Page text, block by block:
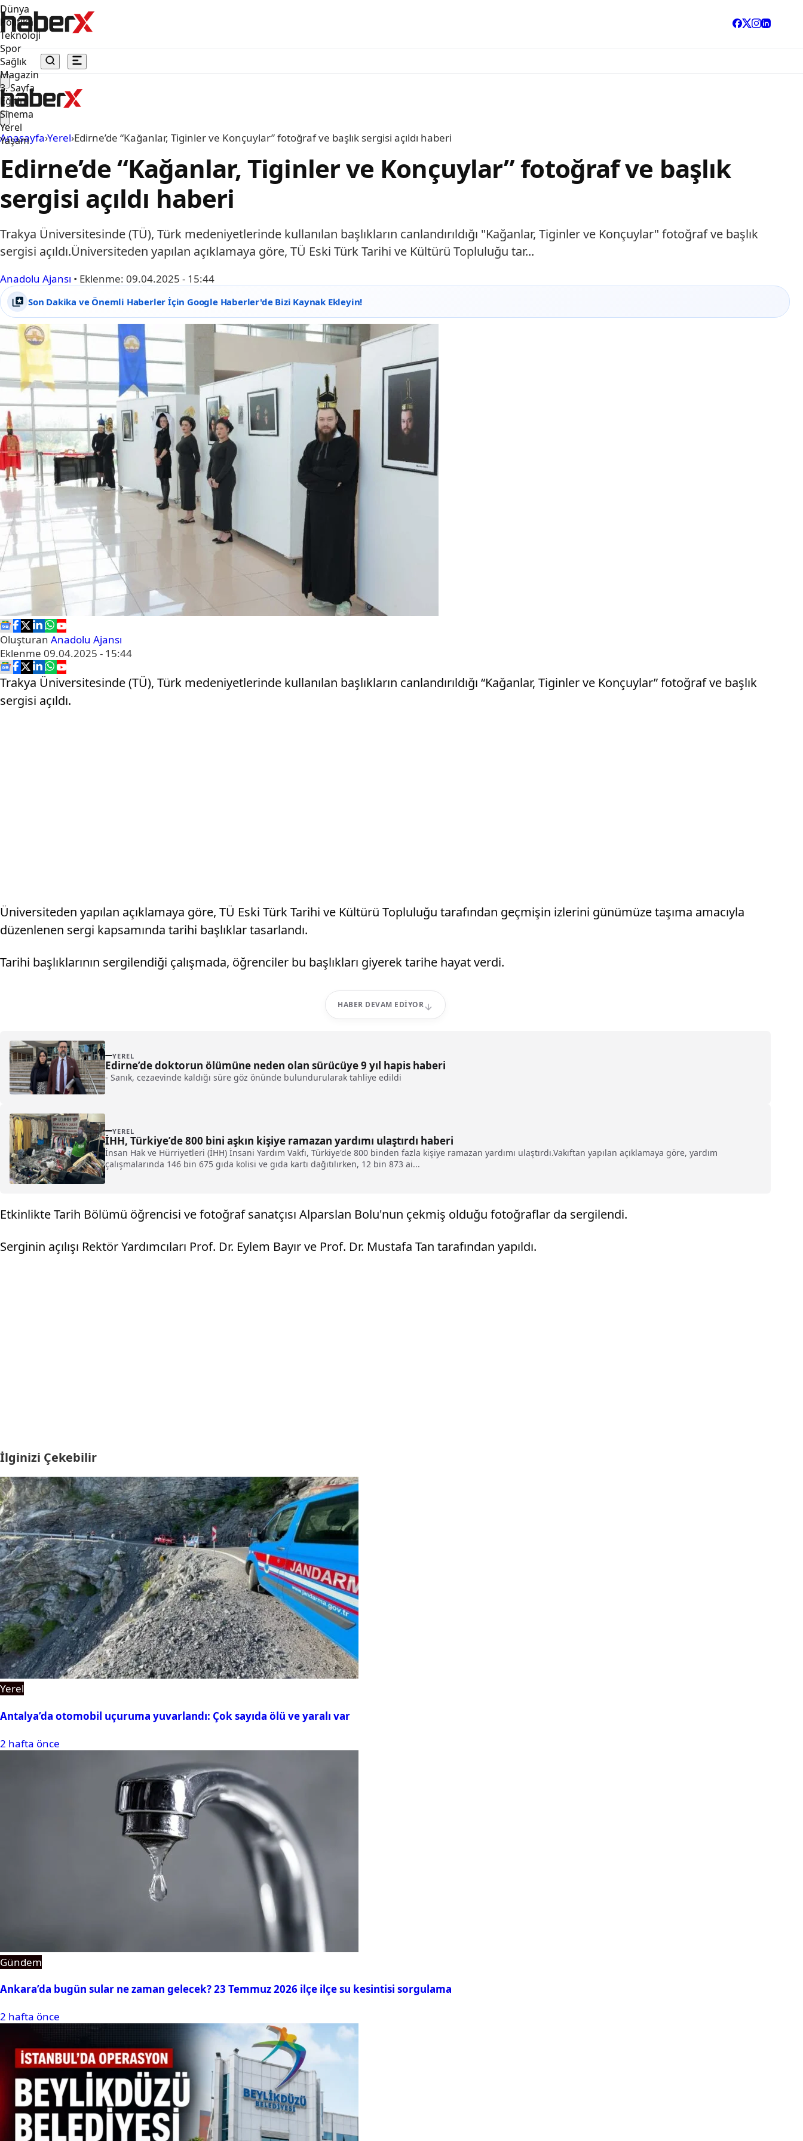
Dünya
Politika
Teknoloji
Spor
Sağlık
Magazin
3. Sayfa
Eğitim
Sinema
Yerel
Yaşam
Anasayfa›Yerel›Edirne’de “Kağanlar, Tiginler ve Konçuylar” fotoğraf ve başlık sergisi açıldı haberi
Edirne’de “Kağanlar, Tiginler ve Konçuylar” fotoğraf ve başlık
sergisi açıldı haberi
Trakya Üniversitesinde (TÜ), Türk medeniyetlerinde kullanılan başlıkların canlandırıldığı "Kağanlar, Tiginler ve Konçuylar" fotoğraf ve başlık
sergisi açıldı.Üniversiteden yapılan açıklamaya göre, TÜ Eski Türk Tarihi ve Kültürü Topluluğu tar...
Anadolu Ajansı • Eklenme: 09.04.2025 - 15:44
Son Dakika ve Önemli Haberler İçin Google Haberler'de Bizi Kaynak Ekleyin!
Oluşturan Anadolu Ajansı
Eklenme 09.04.2025 - 15:44
Trakya Üniversitesinde (TÜ), Türk medeniyetlerinde kullanılan başlıkların canlandırıldığı “Kağanlar, Tiginler ve Konçuylar” fotoğraf ve başlık
sergisi açıldı.
Üniversiteden yapılan açıklamaya göre, TÜ Eski Türk Tarihi ve Kültürü Topluluğu tarafından geçmişin izlerini günümüze taşıma amacıyla
düzenlenen sergi kapsamında tarihi başlıklar tasarlandı.
Tarihi başlıklarının sergilendiği çalışmada, öğrenciler bu başlıkları giyerek tarihe hayat verdi.
HABER DEVAM EDIYOR
YEREL
Edirne’de doktorun ölümüne neden olan sürücüye 9 yıl hapis haberi
- Sanık, cezaevinde kaldığı süre göz önünde bulundurularak tahliye edildi
YEREL
İHH, Türkiye’de 800 bini aşkın kişiye ramazan yardımı ulaştırdı haberi
İnsan Hak ve Hürriyetleri (İHH) İnsani Yardım Vakfı, Türkiye'de 800 binden fazla kişiye ramazan yardımı ulaştırdı.Vakıftan yapılan açıklamaya göre, yardım
çalışmalarında 146 bin 675 gıda kolisi ve gıda kartı dağıtılırken, 12 bin 873 ai...
Etkinlikte Tarih Bölümü öğrencisi ve fotoğraf sanatçısı Alparslan Bolu'nun çekmiş olduğu fotoğraflar da sergilendi.
Serginin açılışı Rektör Yardımcıları Prof. Dr. Eylem Bayır ve Prof. Dr. Mustafa Tan tarafından yapıldı.
İlginizi Çekebilir
Yerel
Antalya’da otomobil uçuruma yuvarlandı: Çok sayıda ölü ve yaralı var
2 hafta önce
Gündem
Ankara’da bugün sular ne zaman gelecek? 23 Temmuz 2026 ilçe ilçe su kesintisi sorgulama
2 hafta önce